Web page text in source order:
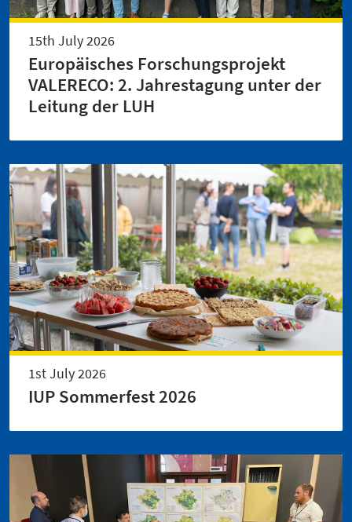
15th July 2026
Europäisches Forschungsprojekt
VALERECO: 2. Jahrestagung unter der
Leitung der LUH
1st July 2026
IUP Sommerfest 2026